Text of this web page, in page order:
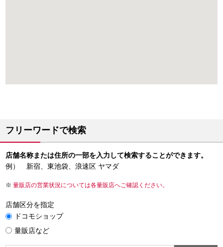
フリーワードで検索
店舗名称または住所の一部を入力して検索することができます。
例） 新宿、東池袋、浪速区 ヤマダ
量販店の営業状況については各量販店へご確認ください。
店舗区分を指定
ドコモショップ
量販店など